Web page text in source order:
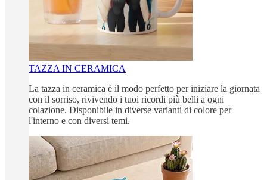
TAZZA IN CERAMICA
La tazza in ceramica è il modo perfetto per iniziare la giornata
con il sorriso, rivivendo i tuoi ricordi più belli a ogni
colazione. Disponibile in diverse varianti di colore per
l'interno e con diversi temi.